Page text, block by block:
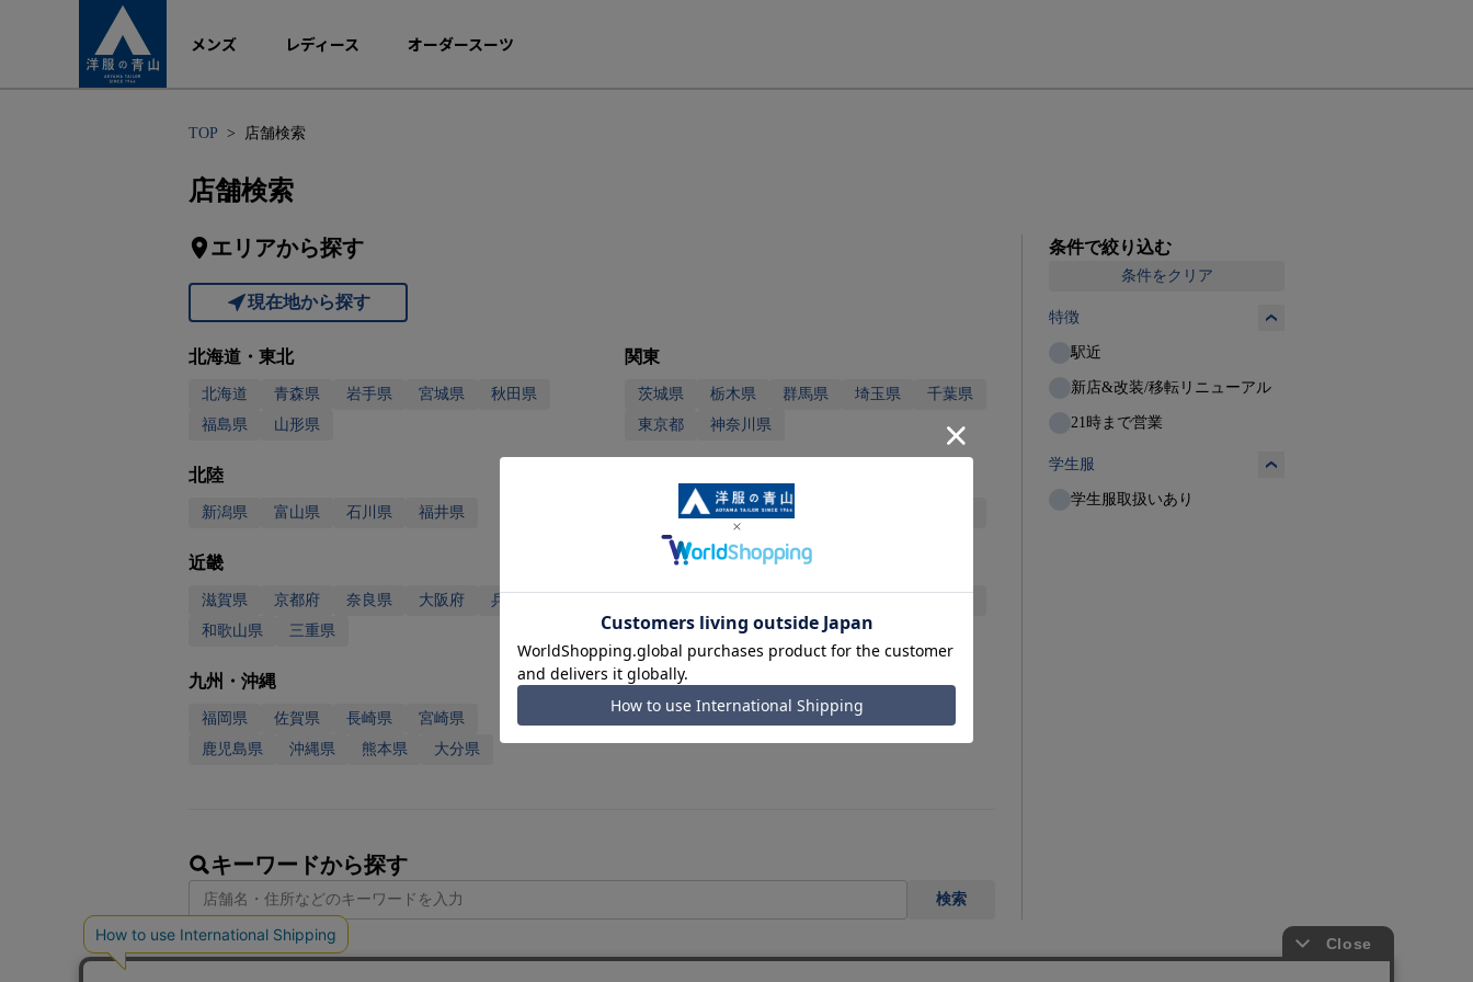
メンズ レディース オーダースーツ
TOP 店舗検索
店舗検索
エリアから探す
現在地から探す
北海道・東北
北海道 青森県 岩手県 宮城県
秋田県
福島県
山形県
関東
茨城県 栃木県 群馬県 埼玉県
千葉県
東京都
神奈川県
北陸
新潟県 富山県 石川県 福井県 山梨県 長野県 岐阜県
近畿
滋賀県 京都府 奈良県 大阪府
兵庫県
和歌山県
三重県
中国・四国
徳島県
香川県 愛媛県 高知県
九州・沖縄
福岡県 佐賀県 長崎県
宮崎県
鹿児島県
沖縄県 熊本県 大分県
キーワードから探す
検索
条件で絞り込む
条件をクリア
特徴
駅近
新店&改装/移転リニューアル
21時まで営業
学生服
学生服取扱いあり